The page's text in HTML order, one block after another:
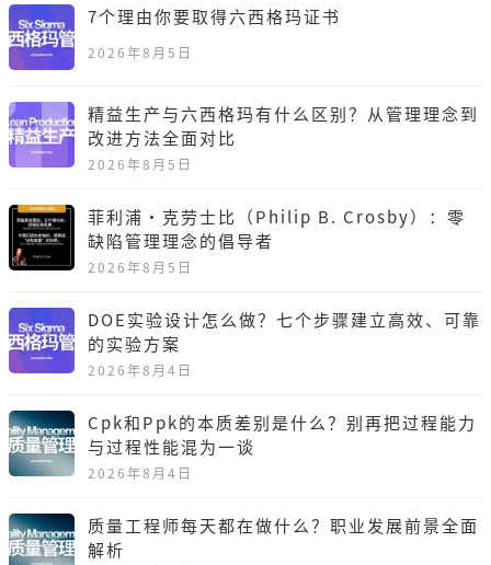
7个理由你要取得六西格玛证书
2026年8月5日
精益生产与六西格玛有什么区别？从管理理念到
改进方法全面对比
2026年8月5日
菲利浦·克劳士比（Philip B. Crosby）：零
缺陷管理理念的倡导者
2026年8月5日
DOE实验设计怎么做？七个步骤建立高效、可靠
的实验方案
2026年8月4日
Cpk和Ppk的本质差别是什么？别再把过程能力
与过程性能混为一谈
2026年8月4日
质量工程师每天都在做什么？职业发展前景全面
解析